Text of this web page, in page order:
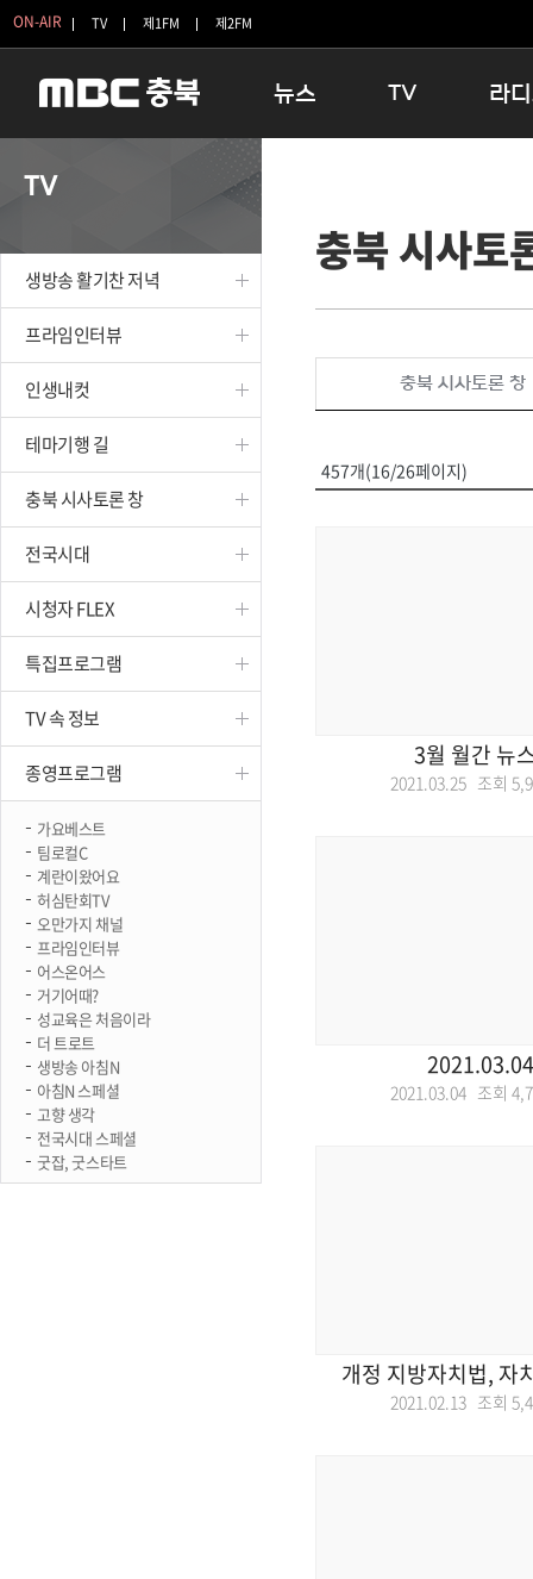
ON-AIR TV 제1FM 제2FM
뉴스
보은
옥천
TV
인생내컷
테마기행 길
시청자 FLEX
특집프로그램
라
16:00
우리 고
TV
생방송 활기찬 저녁
프라임인터뷰
인생내컷
테마기행 길
충북 시사토론 창
전국시대
시청자 FLEX
특집프로그램
TV 속 정보
종영프로그램
가요베스트
팀로컬C
계란이왔어요
허심탄회TV
오만가지 채널
프라임인터뷰
어스온어스
거기어때?
성교육은 처음이라
더 트로트
생방송 아침N
아침N 스페셜
고향 생각
전국시대 스페셜
굿잡, 굿스타트
충북 시사토
충북 시사토론 창
457개(16/26페이지)
3월 월간 뉴
2021.03.25 조회
2021.03.04 조회
개정 지방자치법, 자
2021.02.13 조회